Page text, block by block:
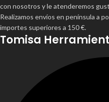
con nosotros y le atenderemos
Realizamos envíos en península a
importes superiores a 150 €.
Tomisa